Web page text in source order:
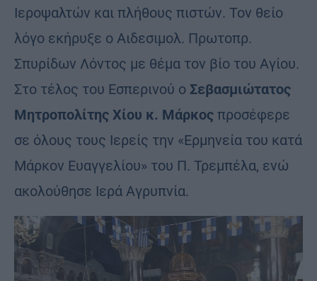
Ιεροψαλτών και πλήθους πιστών. Τον θείο
λόγο εκήρυξε ο Αιδεσιμολ. Πρωτοπρ.
Σπυρίδων Λόντος με θέμα τον βίο του Αγίου.
Στο τέλος του Εσπερινού ο Σεβασμιώτατος
Μητροπολίτης Χίου κ. Μάρκος προσέφερε
σε όλους τους Ιερείς την «Ερμηνεία του κατά
Μάρκον Ευαγγελίου» του Π. Τρεμπέλα, ενώ
ακολούθησε Ιερά Αγρυπνία.